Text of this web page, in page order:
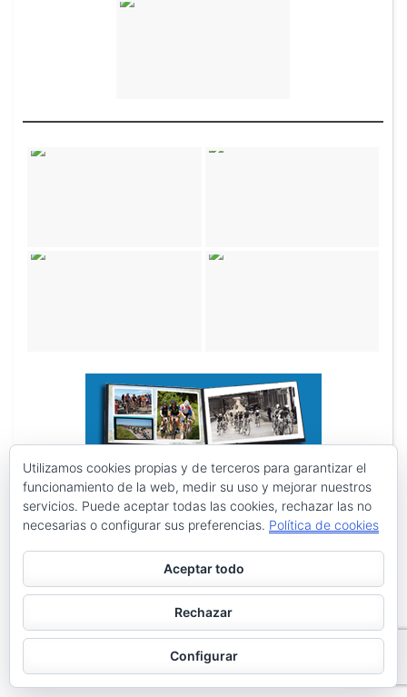
Utilizamos cookies propias y de terceros para garantizar el
funcionamiento de la web, medir su uso y mejorar nuestros
servicios. Puede aceptar todas las cookies, rechazar las no
necesarias o configurar sus preferencias. Política de cookies
Aceptar todo
Rechazar
Configurar